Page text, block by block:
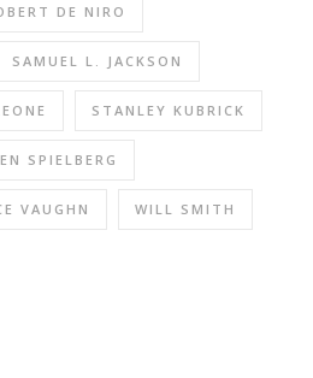
DE NIRO
SAMUEL L. JACKSON
STANLEY KUBRICK
SPIELBERG
VAUGHN WILL SMITH